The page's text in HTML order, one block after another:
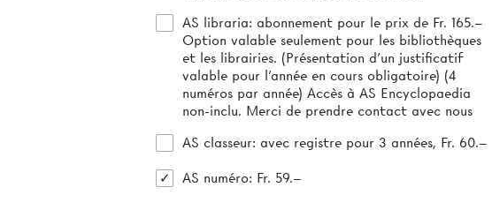
AS libraria: abonnement pour le prix de Fr. 165.–
Option valable seulement pour les bibliothèques
et les librairies. (Présentation d'un justificatif
valable pour l'année en cours obligatoire) (4
numéros par année) Accès à AS Encyclopaedia
non-inclu. Merci de prendre contact avec nous
AS classeur: avec registre pour 3 années, Fr. 60.–
AS numéro: Fr. 59.–